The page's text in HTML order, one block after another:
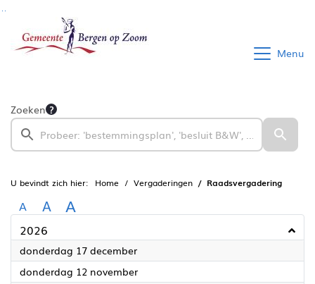
Ga naar de inhoud van deze pagina
Ga naar het zoeken
Ga naar het menu
Menu
Zoeken
U bevindt zich hier: Home Vergaderingen Raadsvergadering
A A A
2026
donderdag 17 december2026
donderdag 12 november2026